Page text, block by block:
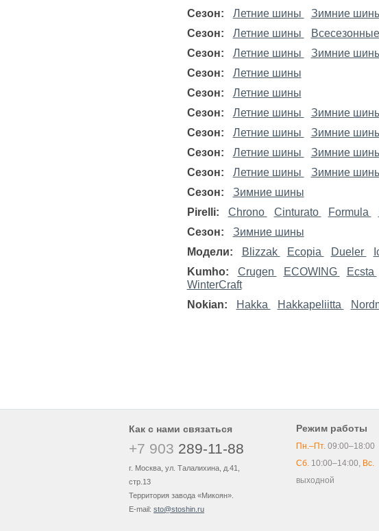
Сезон:
Летние шины Зимние
Сезон:
Летние шины
Сезон:
Летние шины
Зимние
Сезон:
Летние шины
Сезон:
Летние шины
Сезон:
Летние шины
Зимние
Сезон:
Летние шины Зимние
Сезон:
Летние шины
Зимние
Сезон:
Летние шины
Зимние
Сезон:
Зимние шины
Pirelli:
Chrono Cinturato Formula
Сезон:
Зимние шины
Модели:
Blizzak Ecopia Dueler
Kumho:
Crugen ECOWING Ecsta
WinterCraft
Nokian:
Hakka Hakkapeliitta
Как с нами связаться
+7 903 289-11-88
г. Москва, ул. Талалихина, д.41,
стр.13
Территория завода «Микоян».
E-mail: sto@stoshin.ru
Режим работы
Пн.–Пт.09:00–18:00
Сб.10:00–14:00, Вс.
выходной